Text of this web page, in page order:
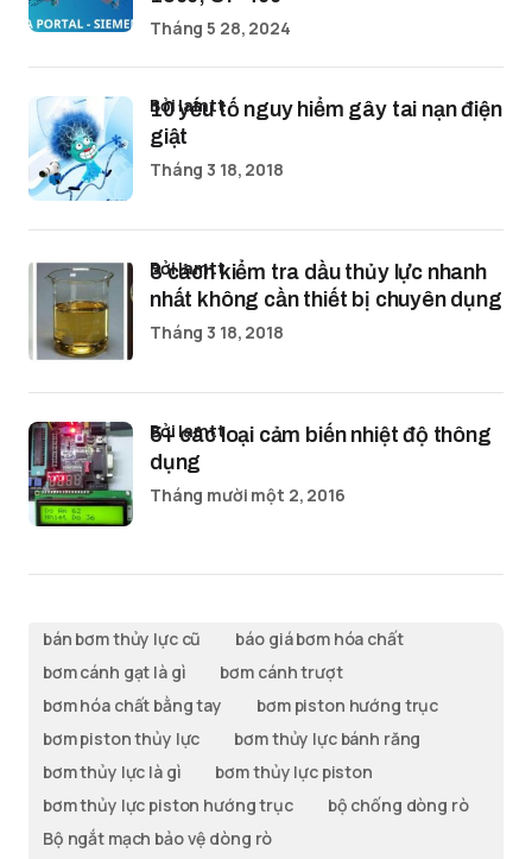
Tháng 5 28, 2024
10 yếu tố nguy hiểm gây tai nạn điện
giật
bởi lamtt
Tháng 3 18, 2018
3 cách kiểm tra dầu thủy lực nhanh
nhất không cần thiết bị chuyên dụng
bởi lamtt
Tháng 3 18, 2018
5+ các loại cảm biến nhiệt độ thông
dụng
bởi lamtt
Tháng mười một 2, 2016
bán bơm thủy lực cũ
báo giá bơm hóa chất
bơm cánh gạt là gì
bơm cánh trượt
bơm hóa chất bằng tay
bơm piston hướng trục
bơm piston thủy lực
bơm thủy lực bánh răng
bơm thủy lực là gì
bơm thủy lực piston
bơm thủy lực piston hướng trục
bộ chống dòng rò
Bộ ngắt mạch bảo vệ dòng rò